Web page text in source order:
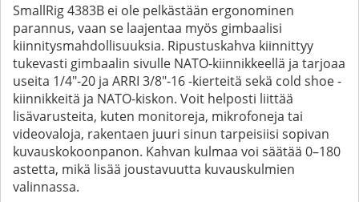
SmallRig 4383B ei ole pelkästään ergonominen
parannus, vaan se laajentaa myös gimbaalisi
kiinnitysmahdollisuuksia. Ripustuskahva kiinnittyy
tukevasti gimbaalin sivulle NATO-kiinnikkeellä ja tarjoaa
useita 1/4"-20 ja ARRI 3/8"-16 -kierteitä sekä cold shoe -
kiinnikkeitä ja NATO-kiskon. Voit helposti liittää
lisävarusteita, kuten monitoreja, mikrofoneja tai
videovaloja, rakentaen juuri sinun tarpeisiisi sopivan
kuvauskokoonpanon. Kahvan kulmaa voi säätää 0–180
astetta, mikä lisää joustavuutta kuvauskulmien
valinnassa.